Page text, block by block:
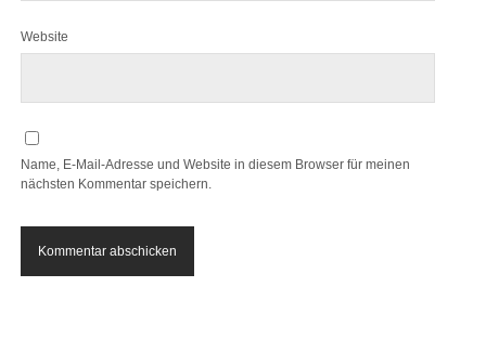
Website
Name, E-Mail-Adresse und Website in diesem Browser für meinen
nächsten Kommentar speichern.